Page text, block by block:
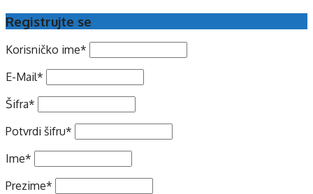
Registrujte se
Korisničko ime*
E-Mail*
Šifra*
Potvrdi šifru*
Ime*
Prezime*